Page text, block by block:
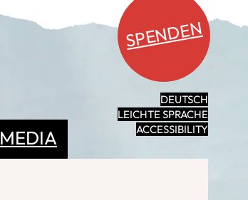
SPENDEN
DEUTSCH
LEICHTE SPRACHE
ACCESSIBILITY
MEDIA